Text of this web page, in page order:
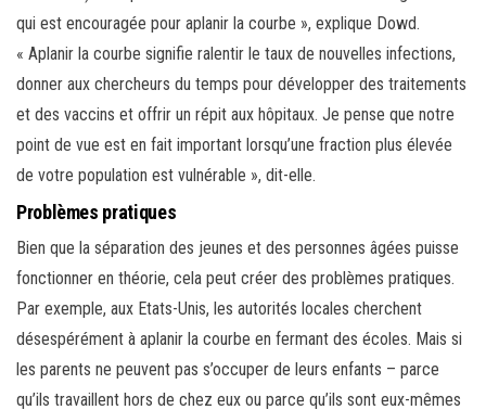
qui est encouragée pour aplanir la courbe », explique Dowd.
« Aplanir la courbe signifie ralentir le taux de nouvelles infections,
donner aux chercheurs du temps pour développer des traitements
et des vaccins et offrir un répit aux hôpitaux. Je pense que notre
point de vue est en fait important lorsqu’une fraction plus élevée
de votre population est vulnérable », dit-elle.
Problèmes pratiques
Bien que la séparation des jeunes et des personnes âgées puisse
fonctionner en théorie, cela peut créer des problèmes pratiques.
Par exemple, aux Etats-Unis, les autorités locales cherchent
désespérément à aplanir la courbe en fermant des écoles. Mais si
les parents ne peuvent pas s’occuper de leurs enfants – parce
qu’ils travaillent hors de chez eux ou parce qu’ils sont eux-mêmes